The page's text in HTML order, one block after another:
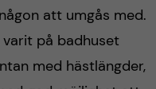
någon att umgås med.
på badhuset
med hästlängder,